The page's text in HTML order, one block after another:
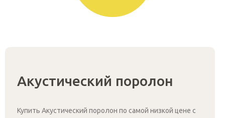
Акустический поролон
Купить Акустический поролон по самой низкой цене с